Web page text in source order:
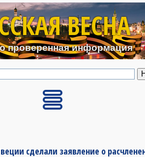
Перейти к основному
ВЕСНА
проверенная информация
сделали заявление о